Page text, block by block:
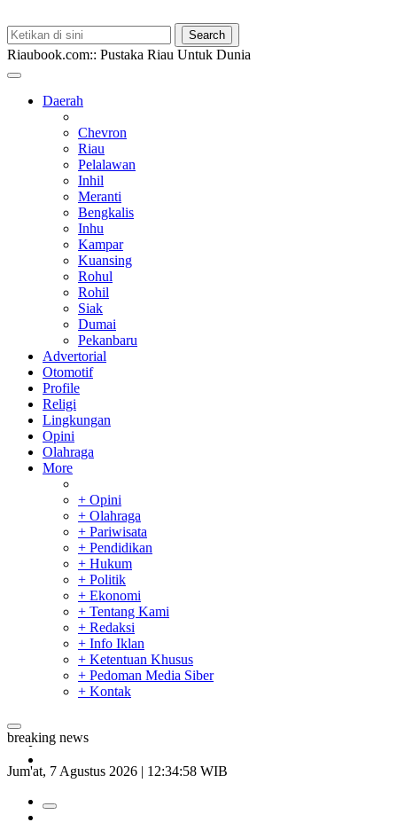
Riaubook.com:: Pustaka Riau Untuk Dunia
Daerah
Chevron
Riau
Pelalawan
Inhil
Meranti
Bengkalis
Inhu
Kampar
Kuansing
Rohul
Rohil
Siak
Dumai
Pekanbaru
Advertorial
Otomotif
Profile
Religi
Lingkungan
Opini
Olahraga
More
+ Opini
+ Olahraga
+ Pariwisata
+ Pendidikan
+ Hukum
+ Politik
+ Ekonomi
+ Tentang Kami
+ Redaksi
+ Info Iklan
+ Ketentuan Khusus
+ Pedoman Media Siber
+ Kontak
breaking news
Sekolah
Ada Pisang Cavendish
Jum'at, 7 Agustus 2026 | 12:34:59 WIB